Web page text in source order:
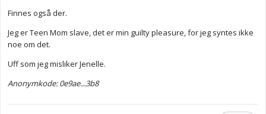
Finnes også der.
Jeg er Teen Mom slave, det er min guilty pleasure, for jeg syntes ikke
noe om det.
Uff som jeg misliker Jenelle.
Anonymkode: 0e9ae...3b8